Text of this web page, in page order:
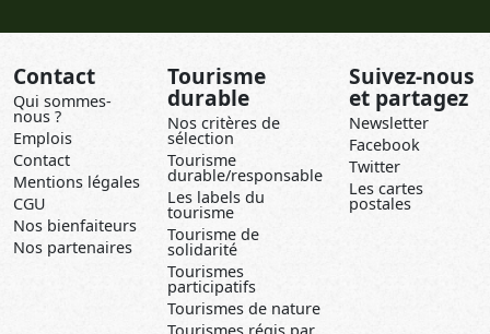
Contact
Qui sommes-
nous ?
Emplois
Contact
Mentions légales
CGU
Nos bienfaiteurs
Nos partenaires
Tourisme
durable
Nos critères de
sélection
Tourisme
durable/responsable
Les labels du
tourisme
Tourisme de
solidarité
Tourismes
participatifs
Tourismes de nature
Suivez-nous
et partagez
Newsletter
Facebook
Twitter
Les cartes
postales